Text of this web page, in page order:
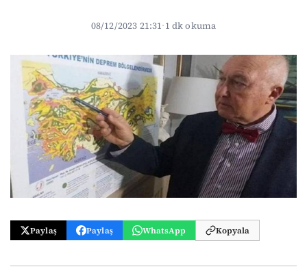
08/12/2023 21:31·1 dk okuma
Paylaş Paylaş WhatsApp Kopyala